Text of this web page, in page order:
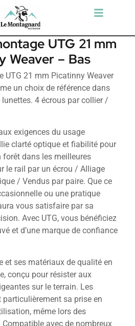
UTG 21 mm
Weaver – Bas
UTG 21 mm Picatinny Weaver
un choix de référence dans
lunettes. 4 écrous par collier /
exigences du usage
clarté optique et fiabilité pour
dans les meilleures
le rail par un écrou / Alliage
/ Vendus par paire. Que ce
ou une pratique
vous satisfaire par sa
Avec UTG, vous bénéficiez
et d’une marque de confiance
et ses matériaux de qualité en
conçu pour résister aux
sur le terrain. Les
sa prise en
même lors des
avec de nombreux